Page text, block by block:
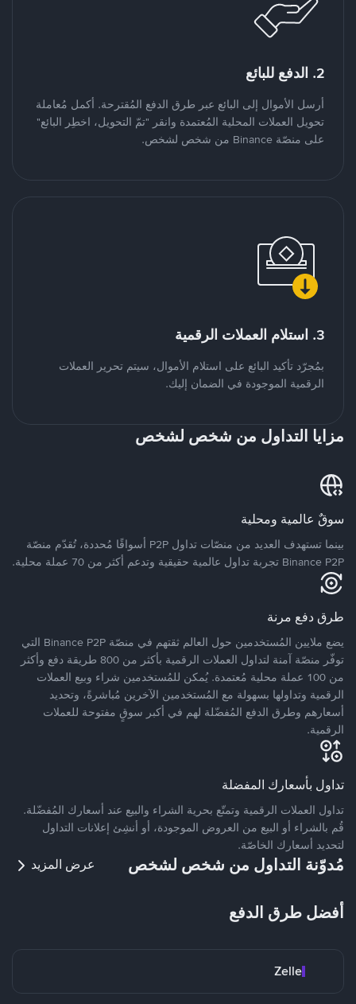
2. الدفع للبائع
أرسل الأموال إلى البائع عبر طرق الدفع المُقترحة. أكمل مُعاملة
تحويل العملات المحلية المُعتمدة وانقر "تمّ التحويل، اخطِر البائع"
على منصّة Binance من شخص لشخص.
3. استلام العملات الرقمية
بمُجرّد تأكيد البائع على استلام الأموال، سيتم تحرير العملات
الرقمية الموجودة في الضمان إليك.
مزايا التداول من شخص لشخص
سوقٌ عالمية ومحلية
بينما تستهدف العديد من منصّات تداول P2P أسواقًا مُحددة، تُقدّم منصّة
Binance P2P تجربة تداول عالمية حقيقية وتدعم أكثر من 70 عملة محلية.
طرق دفع مرنة
يضع ملايين المُستخدمين حول العالم ثقتهم في منصّة Binance P2P التي
توفّر منصّة آمنة لتداول العملات الرقمية بأكثر من 800 طريقة دفع وأكثر
من 100 عملة محلية مُعتمدة. يُمكن للمُستخدمين شراء وبيع العملات
الرقمية وتداولها بسهولة مع المُستخدمين الآخرين مُباشرةً، وتحديد
أسعارهم وطرق الدفع المُفضّلة لهم في أكبر سوقٍ مفتوحة للعملات
الرقمية.
تداول بأسعارك المفضلة
تداول العملات الرقمية وتمتّع بحرية الشراء والبيع عند أسعارك المُفضّلة.
قُم بالشراء أو البيع من العروض الموجودة، أو أنشِئ إعلانات التداول
لتحديد أسعارك الخاصّة.
مُدوّنة التداول من شخص لشخص عرض المزيد
أفضل طرق الدفع
Zelle